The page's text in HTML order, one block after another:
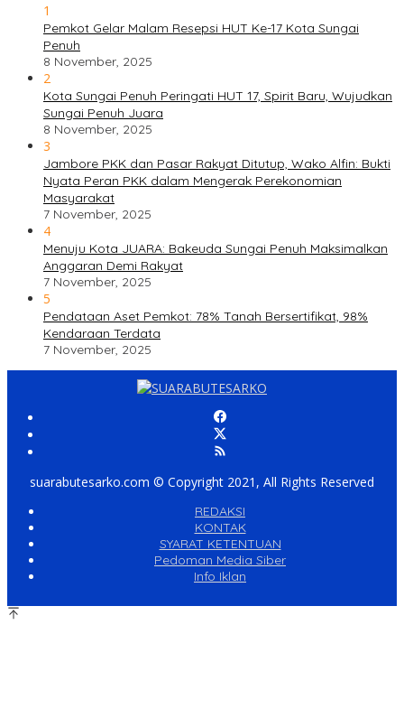
1
Pemkot Gelar Malam Resepsi HUT Ke-17 Kota Sungai
Penuh
8 November, 2025
2
Kota Sungai Penuh Peringati HUT 17, Spirit Baru, Wujudkan
Sungai Penuh Juara
8 November, 2025
3
Jambore PKK dan Pasar Rakyat Ditutup, Wako Alfin: Bukti
Nyata Peran PKK dalam Mengerak Perekonomian
Masyarakat
7 November, 2025
4
Menuju Kota JUARA: Bakeuda Sungai Penuh Maksimalkan
Anggaran Demi Rakyat
7 November, 2025
5
Pendataan Aset Pemkot: 78% Tanah Bersertifikat, 98%
Kendaraan Terdata
7 November, 2025
suarabutesarko.com © Copyright 2021, All Rights Reserved
REDAKSI
KONTAK
SYARAT KETENTUAN
Pedoman Media Siber
Info Iklan